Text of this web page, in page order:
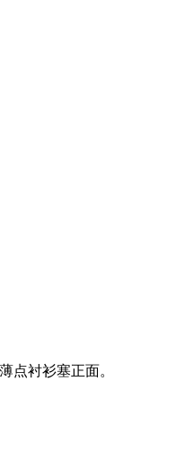
衬衫塞正面。